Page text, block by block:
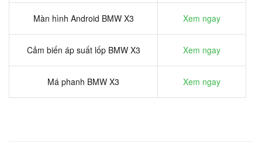
Màn hình Android BMW X3 Xem ngay
Cảm biến áp suất lốp BMW X3 Xem ngay
Má phanh BMW X3 Xem ngay